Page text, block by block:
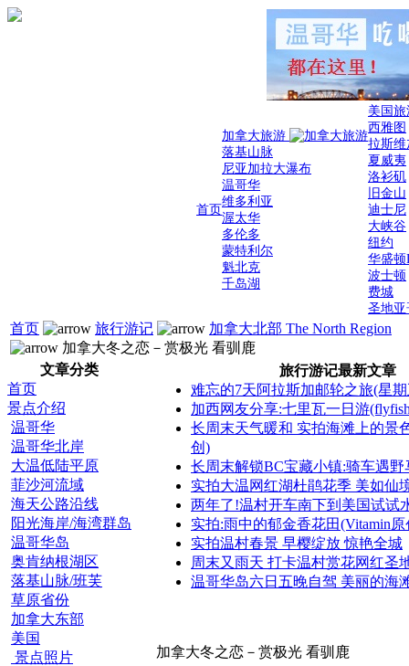
首页
加拿大旅游
落基山脉
尼亚加拉大瀑布
温哥华
维多利亚
渥太华
多伦多
蒙特利尔
魁北克
千岛湖
美国
西雅图
拉斯维
夏威夷
洛衫矶
旧金山
迪士尼
大峡谷
纽约
华盛顿
波士顿
费城
圣地亚
首页 旅行游记
加拿大北部 The North Region
加拿大冬之恋－赏极光 看驯鹿
文章分类
首页
景点介绍
温哥华
温哥华北岸
大温低陆平原
菲沙河流域
海天公路沿线
阳光海岸/海湾群岛
温哥华岛
奥肯纳根湖区
落基山脉/班芙
草原省份
加拿大东部
美国
景点照片
旅行游记最新文章
难忘的7天阿拉斯加邮轮之旅(星
加西网友分享:七里瓦一日游
长周末天气暖和 实拍海滩上的景
创)
长周末解锁BC宝藏小镇:骑车遇野
实拍大温网红湖杜鹃花季 美如仙
两年了!温村开车南下到美国试试
实拍:雨中的郁金香花田(Vitamin原
实拍温村春景 早樱绽放 惊艳全城
周末又雨天 打卡温村赏花网红圣
温哥华岛六日五晚自驾 美丽的海
加拿大冬之恋－赏极光 看驯鹿